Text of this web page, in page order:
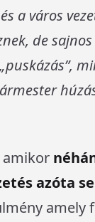
a város
de
amikor
azóta
amely